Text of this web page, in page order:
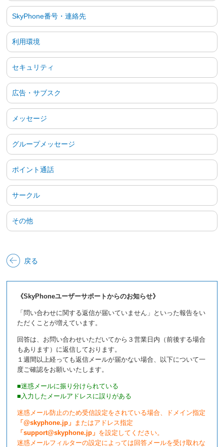
SkyPhone番号・連絡先
利用環境
セキュリティ
広告・サブスク
メッセージ
グループメッセージ
ポイント通話
サークル
その他
戻る
《SkyPhoneユーザーサポートからのお知らせ》
「問い合わせに関する返信が届いていません」といった報告をい
ただくことが増えています。
回答は、お問い合わせいただいてから３営業日内（前後する場合
もあります）に返信しております。
１週間以上経っても返信メールが届かない場合、以下について一
度ご確認をお願いいたします。
■迷惑メールに振り分けられている
■入力したメールアドレスに誤りがある
迷惑メール防止のため受信設定をされている場合、ドメイン指定
「@skyphone.jp」
またはアドレス指定
「support@skyphone.jp」 を設定してください。
迷惑メールフィルターの設定によっては回答メールを受け取れな